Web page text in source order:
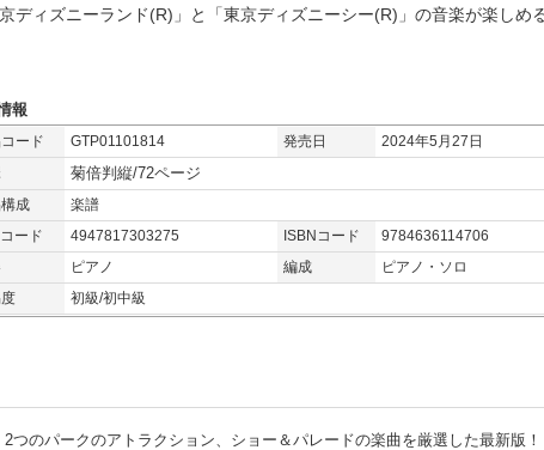
京ディズニーランド(R)」と「東京ディズニーシー(R)」の音楽が楽しめ
報
ード GTP01101814 発売日
2024年5月27日
菊倍判縦/72ページ
成
楽譜
ード
4947817303275 ISBNコード
9784636114706
ピアノ 編成
ピアノ・ソロ
初級/初中級
つのパークのアトラクション、ショー＆パレードの楽曲を厳選した最新版！